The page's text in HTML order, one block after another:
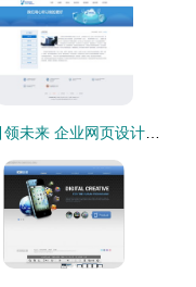
科技引领未来 企业网页设计与网络技术开发的关键策略